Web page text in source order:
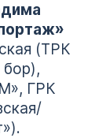
(ТРК
бор),
ГРК